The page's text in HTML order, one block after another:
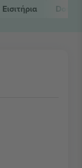
Εισιτήρια